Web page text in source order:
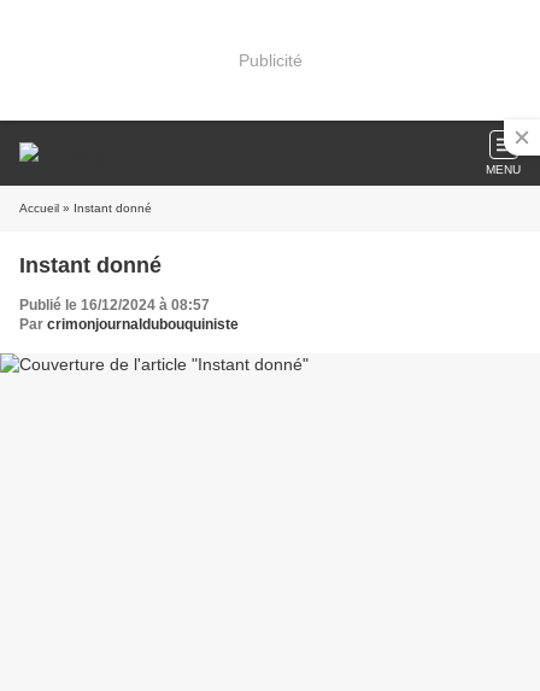
Publicité
MENU
Accueil » Instant donné
Instant donné
Publié le 16/12/2024 à 08:57
Par crimonjournaldubouquiniste